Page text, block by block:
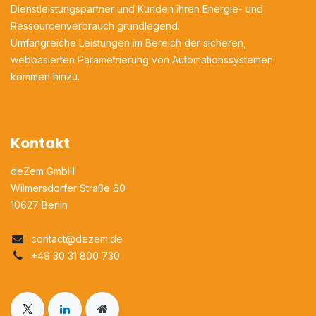
Dienstleistungspartner und Kunden ihren Energie- und
Ressourcenverbrauch grundlegend.
Umfangreiche Leistungen im Bereich der sicheren,
webbasierten Parametrierung von Automationssystemen
kommen hinzu.
Kontakt
deZem GmbH
Wilmersdorfer Straße 60
10627 Berlin
contact@dezem.de​
+49 30 31 800 730